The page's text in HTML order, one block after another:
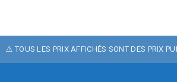
⚠️ TOUS LES PRIX AFFICHÉS SONT DES PRIX
AVEC LE